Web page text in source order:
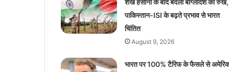
शेख हसीना के बाद बदला बांग्लादेश का रुख,
पाकिस्तान-ISI के बढ़ते प्रभाव से भारत
चिंतित
August 9, 2026
भारत पर 100% टैरिफ के फैसले से